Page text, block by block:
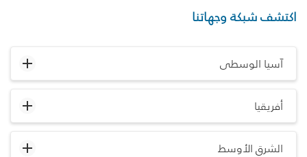
اكتشف شبكة وجهاتنا
آسيا الوسطى
أفريقيا
الشرق الأوسط